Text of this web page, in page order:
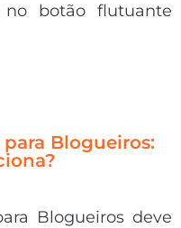
no botão flutuante
Blogueiros:
Blogueiros deve